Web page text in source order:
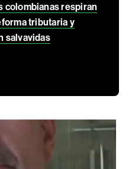
colombianas respiran
tributaria y
salvavidas